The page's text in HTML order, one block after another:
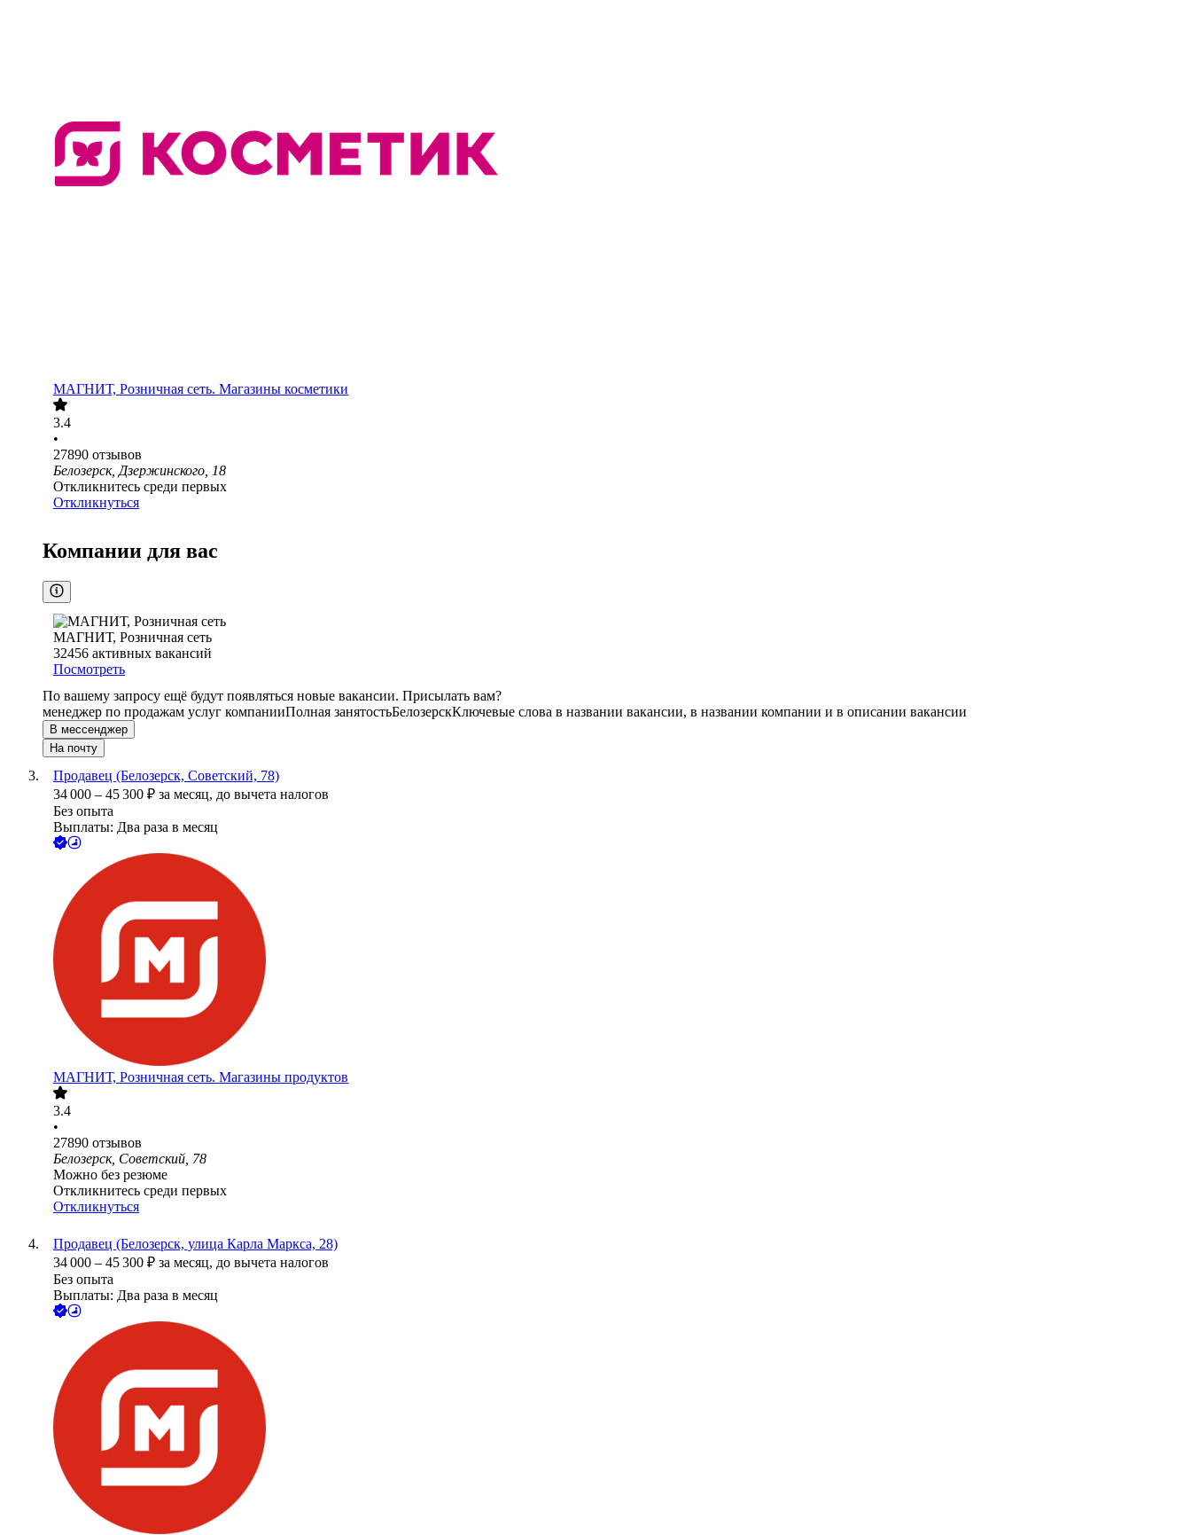
МАГНИТ, Розничная сеть. Магазины косметики
3.4
•
27890 отзывов
Белозерск, Дзержинского, 18
Откликнитесь среди первых
Откликнуться
Компании для вас
МАГНИТ, Розничная сеть
32456 активных вакансий
Посмотреть
По вашему запросу ещё будут появляться новые вакансии. Присылать вам?
менеджер по продажам услуг компанииПолная занятостьБелозерскКлючевые слова в названии вакансии, в названии компании и в описании вакансии
В мессенджер
На почту
Продавец (Белозерск, Советский, 78)
34 000 – 45 300 ₽ за месяц, до вычета налогов
Без опыта
Выплаты: Два раза в месяц
МАГНИТ, Розничная сеть. Магазины продуктов
3.4
•
27890 отзывов
Белозерск, Советский, 78
Можно без резюме
Откликнитесь среди первых
Откликнуться
Продавец (Белозерск, улица Карла Маркса, 28)
34 000 – 45 300 ₽ за месяц, до вычета налогов
Без опыта
Выплаты: Два раза в месяц